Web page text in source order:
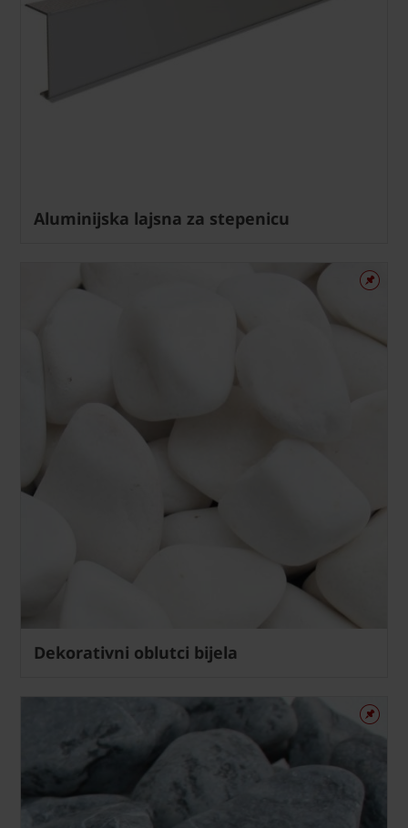
Aluminijska lajsna za stepenicu
Dekorativni oblutci bijela